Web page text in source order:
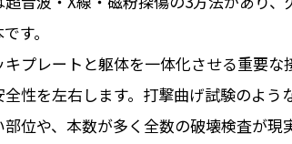
す。
プレートと躯体を一体化させる重要な
性を左右します。打撃曲げ試験のよう
位や、本数が多く全数の破壊検査が現